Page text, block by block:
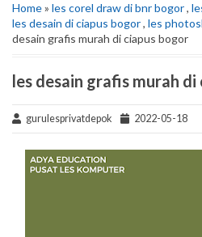
Home» les corel draw di bnr bogor,
les desain di ciapus bogor, les
desain grafis murah di ciapus bogor
les desain grafis murah
gurulesprivatdepok 2022-05-18